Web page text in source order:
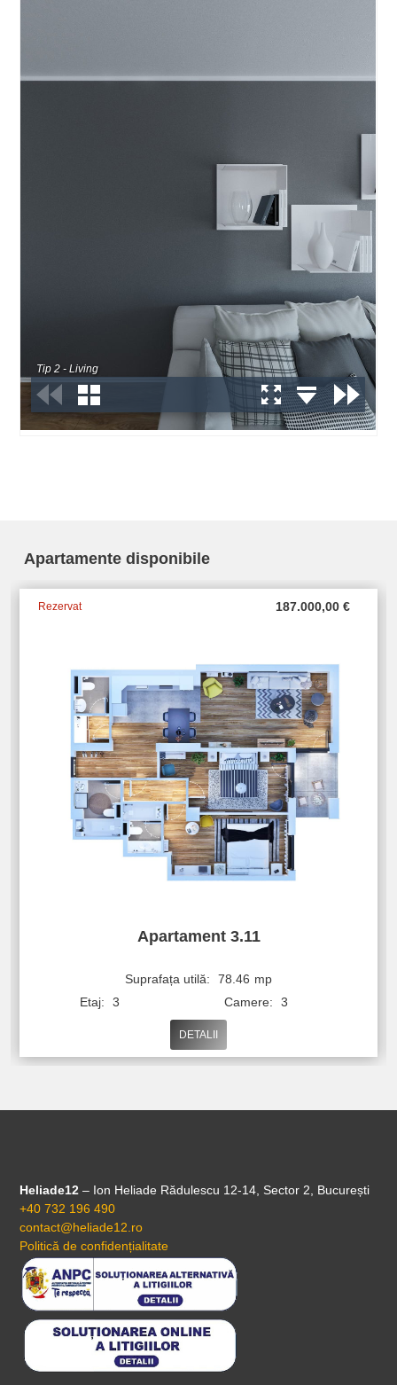
Apartamente disponibile
Rezervat 187.000,00€
Apartament 3.11
Suprafața utilă: 78.46 mp
Etaj:
3 Camere: 3
DETALII
Heliade12 – Ion Heliade Rădulescu 12-14, Sector 2, București
+40 732 196 490
contact@heliade12.ro
Politică de confidențialitate